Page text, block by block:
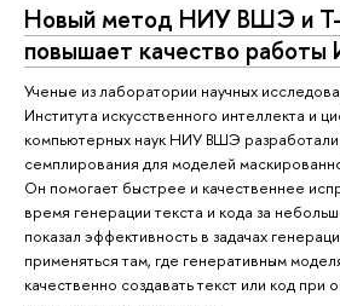
Новый метод НИУ ВШЭ и Т-
повышает качество работы
Ученые из лаборатории научных
Института искусственного интеллекта и
компьютерных наук НИУ ВШЭ
семплирования для моделей
Он помогает быстрее и качественнее
время генерации текста и кода за
показал эффективность в задачах
применяться там, где генеративным
качественно создавать текст или код при